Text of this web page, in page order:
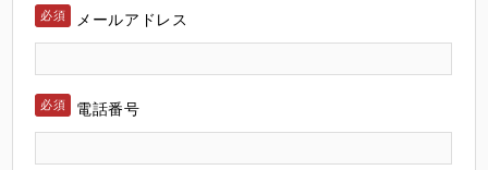
メールアドレス
電話番号